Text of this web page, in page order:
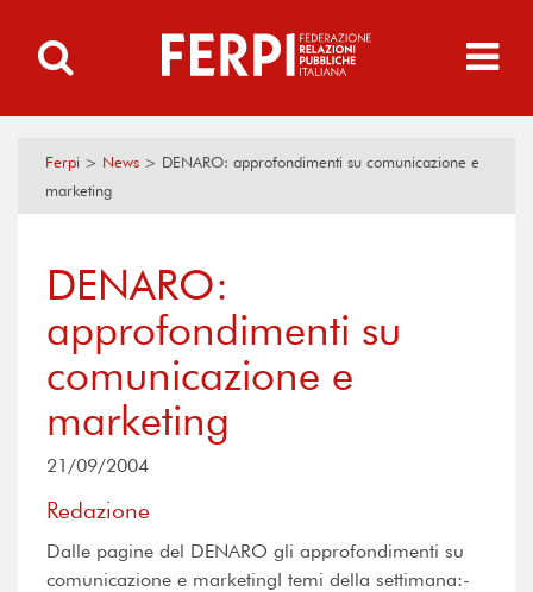
Ferpi > News > DENARO: approfondimenti su comunicazione e
marketing
DENARO:
approfondimenti su
comunicazione e
marketing
21/09/2004
Redazione
Dalle pagine del DENARO gli approfondimenti su
comunicazione e marketingI temi della settimana:-